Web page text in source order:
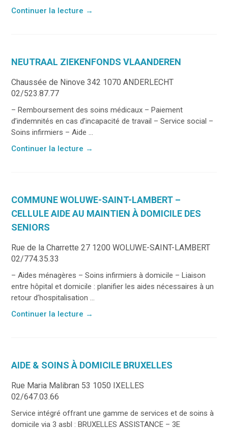
Continuer la lecture →
NEUTRAAL ZIEKENFONDS VLAANDEREN
Chaussée de Ninove 342 1070 ANDERLECHT
02/523.87.77
– Remboursement des soins médicaux – Paiement
d’indemnités en cas d’incapacité de travail – Service social –
Soins infirmiers – Aide ...
Continuer la lecture →
COMMUNE WOLUWE-SAINT-LAMBERT –
CELLULE AIDE AU MAINTIEN À DOMICILE DES
SENIORS
Rue de la Charrette 27 1200 WOLUWE-SAINT-LAMBERT
02/774.35.33
– Aides ménagères – Soins infirmiers à domicile – Liaison
entre hôpital et domicile : planifier les aides nécessaires à un
retour d’hospitalisation ...
Continuer la lecture →
AIDE & SOINS À DOMICILE BRUXELLES
Rue Maria Malibran 53 1050 IXELLES
02/647.03.66
Service intégré offrant une gamme de services et de soins à
domicile via 3 asbl : BRUXELLES ASSISTANCE – 3E